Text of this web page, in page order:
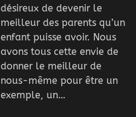
désireux de devenir le
meilleur des parents qu’un
enfant puisse avoir. Nous
avons tous cette envie de
donner le meilleur de
nous-même pour être un
exemple, un…